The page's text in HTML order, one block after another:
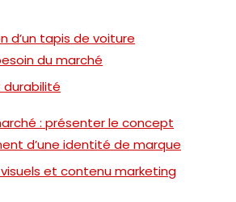
d’un tapis de voiture
du marché
durabilité
: présenter le concept
d’une identité de marque
et contenu marketing